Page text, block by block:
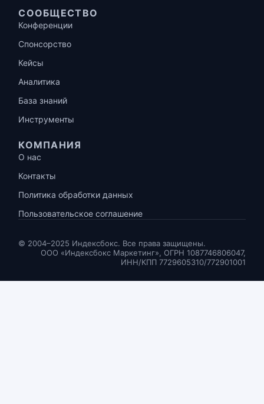
СООБЩЕСТВО
Конференции
Спонсорство
Кейсы
Аналитика
База знаний
Инструменты
КОМПАНИЯ
О нас
Контакты
Политика обработки данных
Пользовательское соглашение
© 2004–2025 Индексбокс. Все права защищены.
ООО «Индексбокс Маркетинг», ОГРН 1087746806047,
ИНН/КПП 7729605310/772901001